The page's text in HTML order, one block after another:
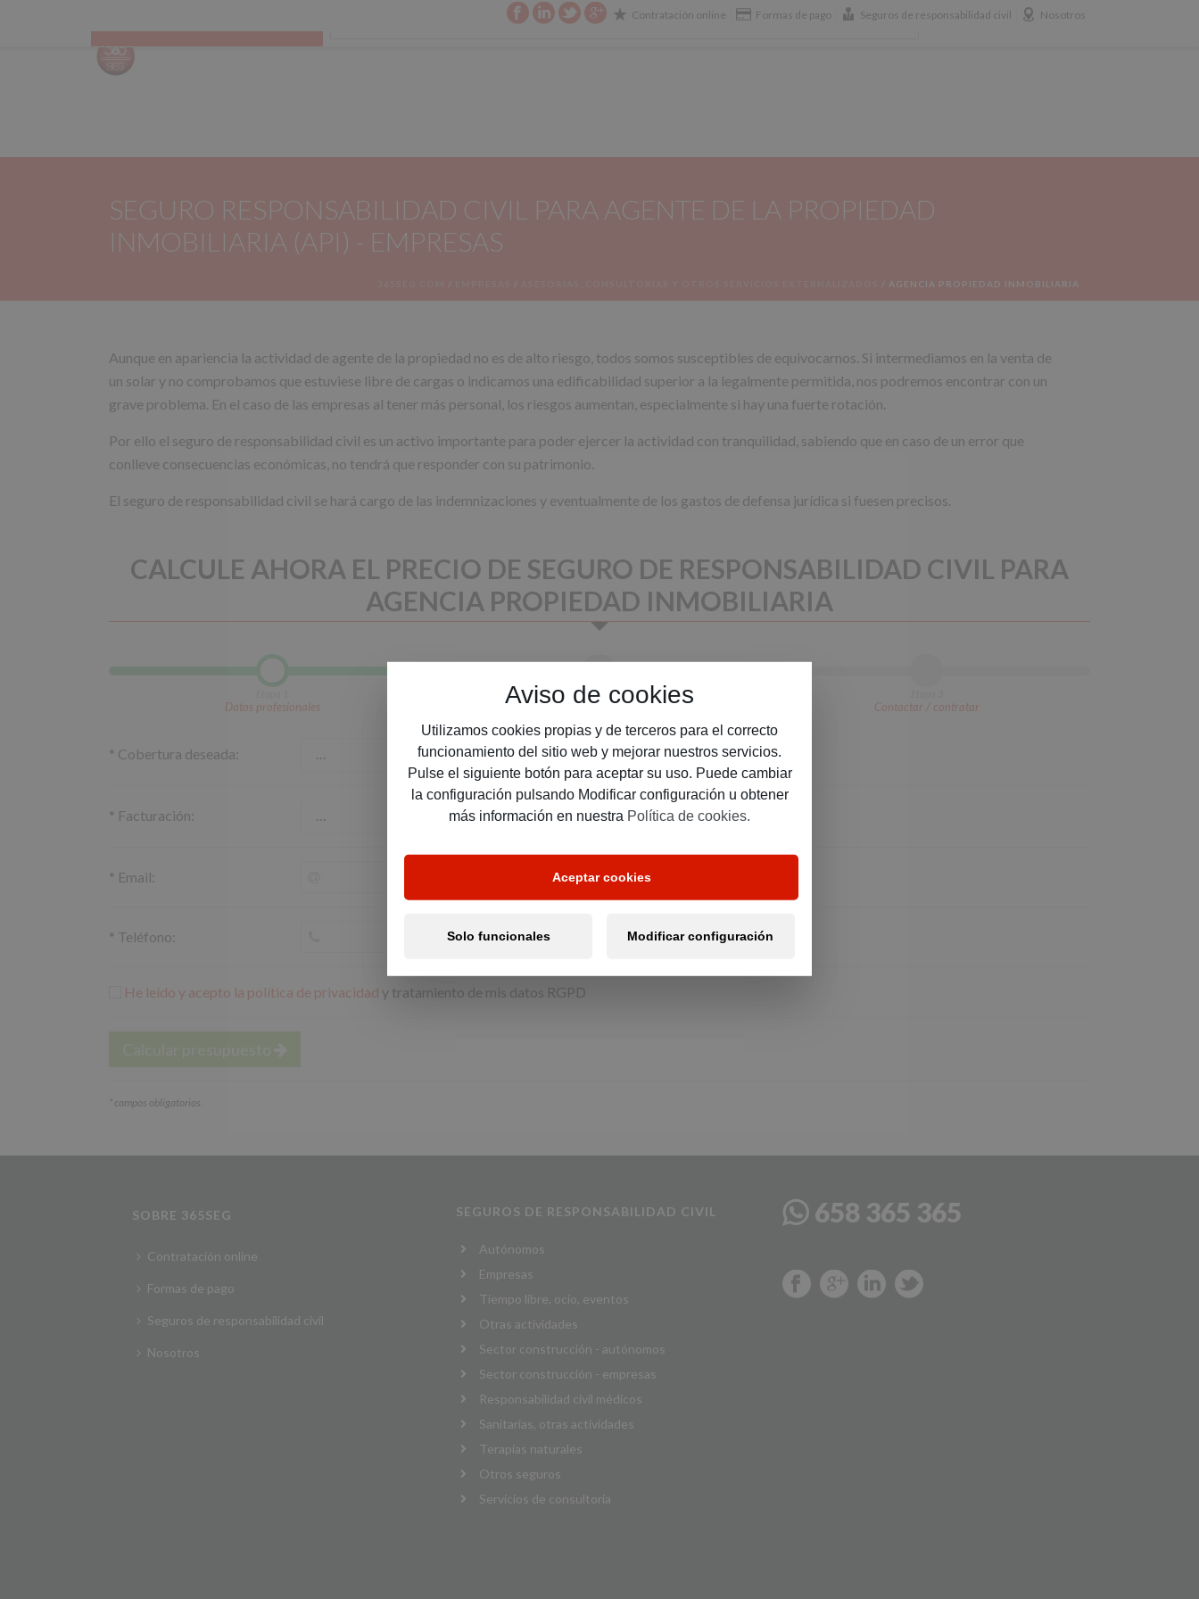
Aviso de cookies
Utilizamos cookies propias y de terceros para el correcto
funcionamiento del sitio web y mejorar nuestros servicios.
Pulse el siguiente botón para aceptar su uso. Puede cambiar
la configuración pulsando Modificar configuración u obtener
más información en nuestra Política de cookies.
Aceptar cookies
Solo funcionales Modificar configuración
Contratación online Formas de pago Seguros de responsabilidad civil Nosotros
658 365 365
CIBERSEGURIDAD CONTACTO BLOG
SEGURO RESPONSABILIDAD CIVIL PARA AGENTE DE LA PROPIEDAD
INMOBILIARIA (API) - EMPRESAS
/ / / AGENCIA PROPIEDAD INMOBILIARIA
Aunque en apariencia la actividad de agente de la propiedad no es de alto riesgo, todos somos susceptibles de equivocarnos. Si intermediamos en la venta de
un solar y no comprobamos que estuviese libre de cargas o indicamos una edificabilidad superior a la legalmente permitida, nos podremos encontrar con un
grave problema. En el caso de las empresas al tener más personal, los riesgos aumentan, especialmente si hay una fuerte rotación.
Por ello el seguro de responsabilidad civil es un activo importante para poder ejercer la actividad con tranquilidad, sabiendo que en caso de un error que
conlleve consecuencias económicas, no tendrá que responder con su patrimonio.
El seguro de responsabilidad civil se hará cargo de las indemnizaciones y eventualmente de los gastos de defensa jurídica si fuesen precisos.
CALCULE AHORA EL PRECIO DE SEGURO DE RESPONSABILIDAD CIVIL PARA
AGENCIA PROPIEDAD INMOBILIARIA
Datos profesionales
Etapa 2
Presupuesto Contactar / contratar
* Cobertura deseada:
* Facturación:
* Email:
* Teléfono:
He leído y acepto la política de privacidad y tratamiento de mis datos RGPD
* campos obligatorios.
SOBRE 365SEG
Contratación online
Formas de pago
Seguros de responsabilidad civil
Nosotros
SEGUROS DE RESPONSABILIDAD CIVIL
Autónomos
Empresas
Tiempo libre, ocio, eventos
Otras actividades
Sector construcción - autónomos
Sector construcción - empresas
Responsabilidad civil médicos
Sanitarias, otras actividades
Terapias naturales
Otros seguros
Servicios de consultoría
658 365 365